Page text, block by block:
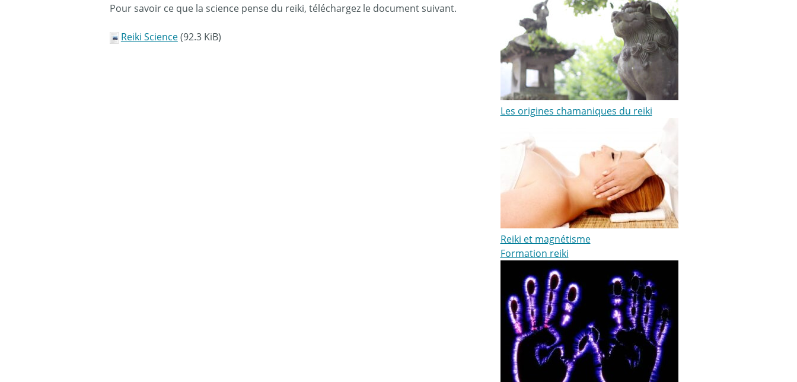
Pour savoir ce que la science pense du reiki, téléchargez le document suivant.
Reiki Science(92.3 KiB)
Les origines chamaniques du reiki
Reiki et magnétisme
Formation reiki